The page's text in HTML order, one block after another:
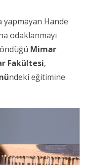
yapmayan Hande
odaklanmayı
Mimar
Fakültesi,
ndeki eğitimine